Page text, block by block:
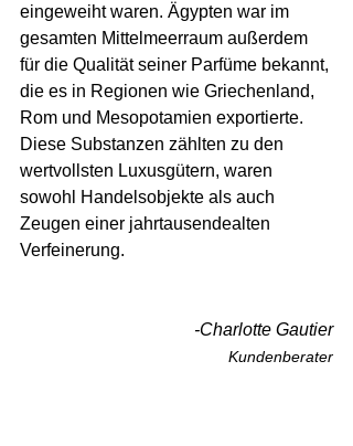
eingeweiht waren. Ägypten war im
gesamten Mittelmeerraum außerdem
für die Qualität seiner Parfüme bekannt,
die es in Regionen wie Griechenland,
Rom und Mesopotamien exportierte.
Diese Substanzen zählten zu den
wertvollsten Luxusgütern, waren
sowohl Handelsobjekte als auch
Zeugen einer jahrtausendealten
Verfeinerung.
-Charlotte Gautier
Kundenberater